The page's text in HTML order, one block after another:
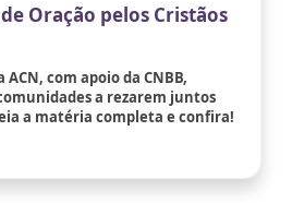
Oração pelos Cristãos
com apoio da CNBB,
a rezarem juntos
a matéria completa e confira!